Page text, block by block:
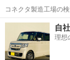
コネクタ製造工場の
日128日★クリーンル
★就業先食堂利用可！
工場のお仕事 ◇コネ
茨城 常陸大宮市
自
理想